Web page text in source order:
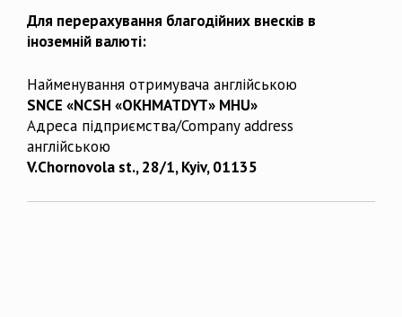
Для перерахування благодійних внесків в
іноземній валюті:
Найменування отримувача англійською
SNCE «NCSH «OKHMATDYT» MHU»
Адреса підприємства/Company address
англійською
V.Chornovola st., 28/1, Kyiv, 01135